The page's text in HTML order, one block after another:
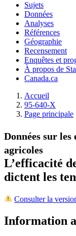
Sujets
Données
Analyses
Références
Géographie
Recensement
Enquêtes et
À propos de
Canada.ca
Accueil
95-640-X
Page principale
Données sur
agricoles
L’efficacité
dictent les
Consulter la
Information